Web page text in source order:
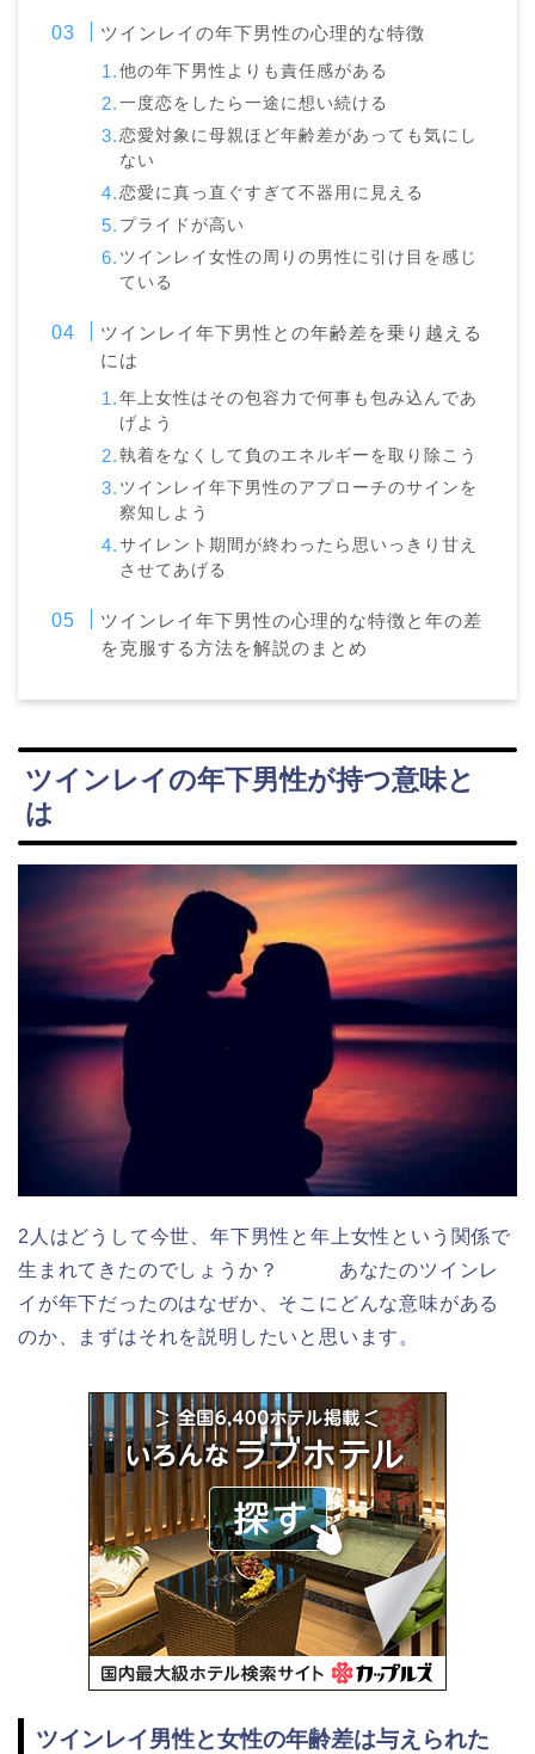
ツインレイの年下男性の心理的な特徴
他の年下男性よりも責任感がある
一度恋をしたら一途に想い続ける
恋愛対象に母親ほど年齢差があっても気にし
ない
恋愛に真っ直ぐすぎて不器用に見える
プライドが高い
ツインレイ女性の周りの男性に引け目を感じ
ている
ツインレイ年下男性との年齢差を乗り越える
には
年上女性はその包容力で何事も包み込んであ
げよう
執着をなくして負のエネルギーを取り除こう
ツインレイ年下男性のアプローチのサインを
察知しよう
サイレント期間が終わったら思いっきり甘え
させてあげる
ツインレイ年下男性の心理的な特徴と年の差
を克服する方法を解説のまとめ
ツインレイの年下男性が持つ意味と
は
2人はどうして今世、年下男性と年上女性という関係で
生まれてきたのでしょうか？ あなたのツインレ
イが年下だったのはなぜか、そこにどんな意味がある
のか、まずはそれを説明したいと思います。
ツインレイ男性と女性の年齢差は与えられた